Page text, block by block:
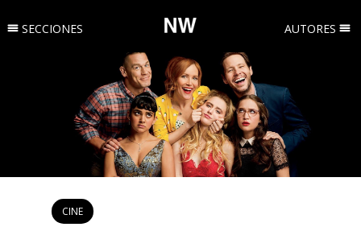
SECCIONES AUTORES
CINE